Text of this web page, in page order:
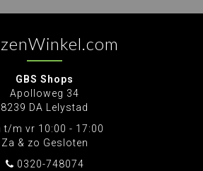
GBS Shops
Apolloweg 34
8239 DA Lelystad
t/m vr 10:00 - 17:00
Za & zo Gesloten
0320-748074